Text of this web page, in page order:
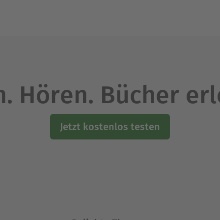
Hören. Bücher
Jetzt kostenlos testen